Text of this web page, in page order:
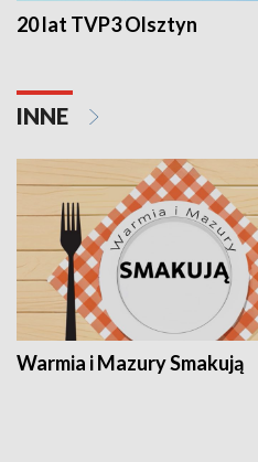
20 lat TVP3 Olsztyn
INNE
Warmia i Mazury Smakują